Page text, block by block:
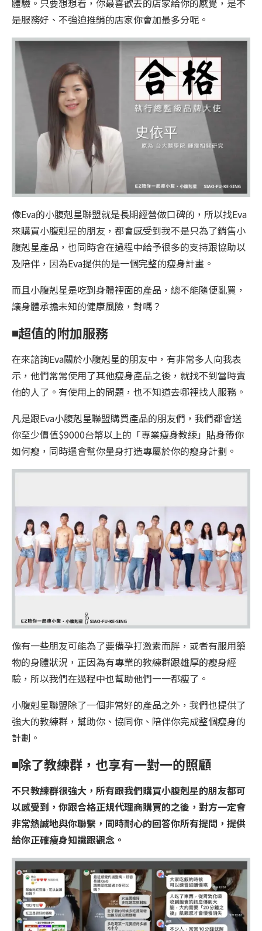
體驗。只要想想看，你最喜歡去的店家給你的感覺，是不
是服務好、不強迫推銷的店家你會加最多分呢。
像Eva的小腹剋星聯盟就是長期經營做口碑的，所以找Eva
來購買小腹剋星的朋友，都會感受到我不是只為了銷售小
腹剋星產品，也同時會在過程中給予很多的支持跟協助以
及陪伴，因為Eva提供的是一個完整的瘦身計畫。
而且小腹剋星是吃到身體裡面的產品，總不能隨便亂買，
讓身體承擔未知的健康風險，對嗎？
◾️超值的附加服務
在來諮詢Eva關於小腹剋星的朋友中，有非常多人向我表
示，他們常常使用了其他瘦身產品之後，就找不到當時賣
他的人了。有使用上的問題，也不知道去哪裡找人服務。
凡是跟Eva小腹剋星聯盟購買產品的朋友們，我們都會送
你至少價值$9000台幣以上的「專業瘦身教練」貼身帶你
如何瘦，同時還會幫你量身打造專屬於你的瘦身計劃。
像有一些朋友可能為了要備孕打激素而胖，或者有服用藥
物的身體狀況，正因為有專業的教練群跟雄厚的瘦身經
驗，所以我們在過程中也幫助他們一一都瘦了。
小腹剋星聯盟除了一個非常好的產品之外，我們也提供了
強大的教練群，幫助你、協同你、陪伴你完成整個瘦身的
計劃。
◾️除了教練群，也享有一對一的照顧
不只教練群很強大，所有跟我們購買小腹剋星的朋友都可
以感受到，你跟合格正規代理商購買的之後，對方一定會
非常熱誠地與你聯繫，同時耐心的回答你所有提問，提供
給你正確瘦身知識跟觀念。